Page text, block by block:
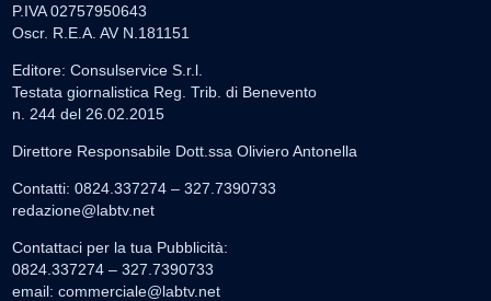
P.IVA 02757950643
Oscr. R.E.A. AV N.181151
Editore: Consulservice S.r.l.
Testata giornalistica Reg. Trib. di Benevento
n. 244 del 26.02.2015
Direttore Responsabile Dott.ssa Oliviero Antonella
Contatti: 0824.337274 – 327.7390733
redazione@labtv.net
Contattaci per la tua Pubblicità:
0824.337274 – 327.7390733
email: commerciale@labtv.net